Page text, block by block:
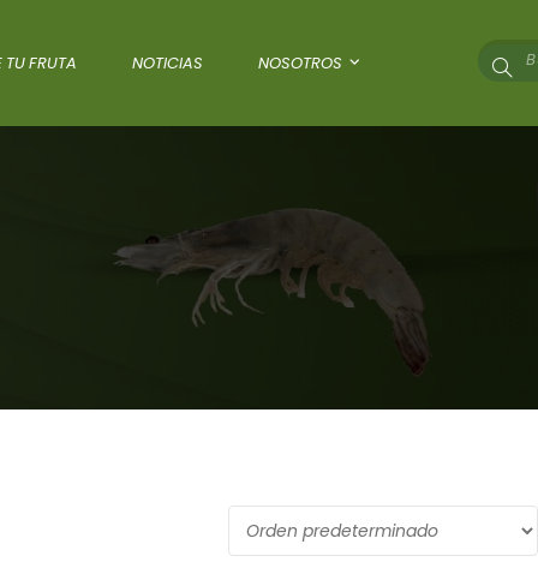
TU FRUTA NOTICIAS NOSOTROS